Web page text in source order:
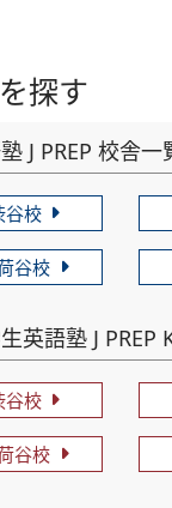
探す
J PREP 校舎一
谷校
谷校
英語塾 J PREP
谷校
谷校